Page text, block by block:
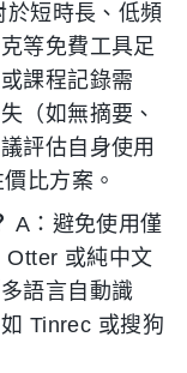
於短時長、低頻
等免費工具足
課程記錄需
（如無摘要、
評估自身使用
比方案。
A：避免使用僅
Otter 或純中文
語言自動識
Tinrec 或搜狗